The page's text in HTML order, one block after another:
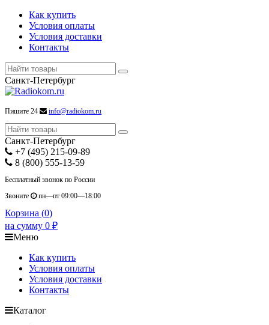
Как купить
Условия оплаты
Условия доставки
Контакты
Санкт-Петербург
Пишите 24 info@radiokom.ru
Санкт-Петербург
+7 (495) 215-09-89
8 (800) 555-13-59
Бесплатный звонок по России
Звоните
пн—пт 09:00—18:00
Корзина (0)
на сумму 0 ₽
Меню
Как купить
Условия оплаты
Условия доставки
Контакты
Каталог